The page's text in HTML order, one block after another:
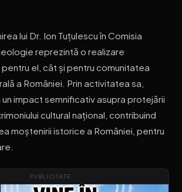
lui Dr. Ion Tuțulescu în Comisia
reprezintă o realizare
el, cât și pentru comunitatea
a României. Prin activitatea sa,
un impact semnificativ asupra protejării
cultural național, contribuind
moștenirii istorice a României, pentru
PUBLICITATE